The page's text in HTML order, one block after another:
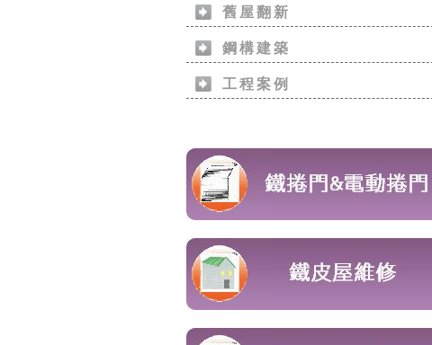
舊屋翻新
鋼構建築
工程案例